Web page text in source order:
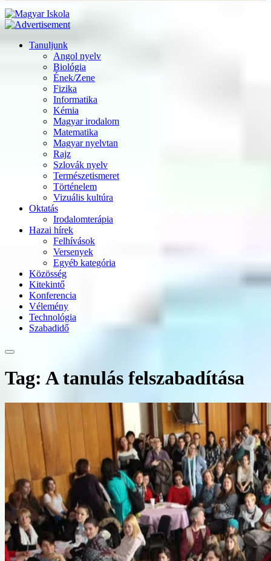
Tanuljunk
Angol nyelv
Biológia
Ének/Zene
Fizika
Informatika
Kémia
Magyar irodalom
Matematika
Magyar nyelvtan
Rajz
Szlovák nyelv
Természetismeret
Történelem
Vizuális kultúra
Oktatás
Irodalomterápia
Hazai hírek
Felhívások
Versenyek
Egyéb kategória
Közösség
Kitekintő
Konferencia
Vélemény
Technológia
Szabadidő
Tag: A tanulás felszabadítása